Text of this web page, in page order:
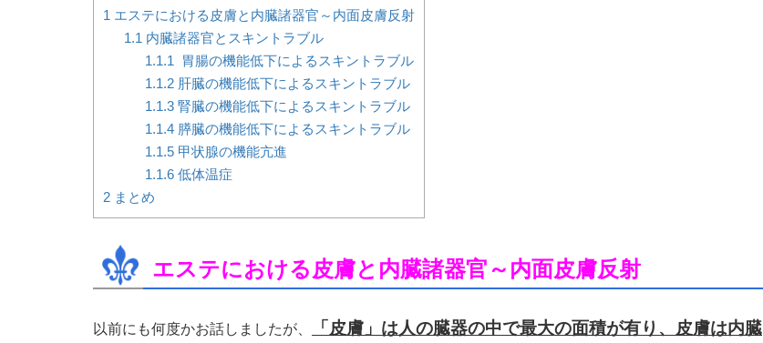
1 エステにおける皮膚と内臓諸器官～内面皮膚反射
1.1 内臓諸器官とスキントラブル
1.1.1 胃腸の機能低下によるスキントラブル
1.1.2肝臓の機能低下によるスキントラブル
1.1.3腎臓の機能低下によるスキントラブル
1.1.4膵臓の機能低下によるスキントラブル
1.1.5甲状腺の機能亢進
1.1.6低体温症
2 まとめ
エステにおける皮膚と内臓諸器官～内面皮膚反射
以前にも何度かお話しましたが、
「皮膚」は人の臓器の中で最大の面積が有り、皮膚は内臓